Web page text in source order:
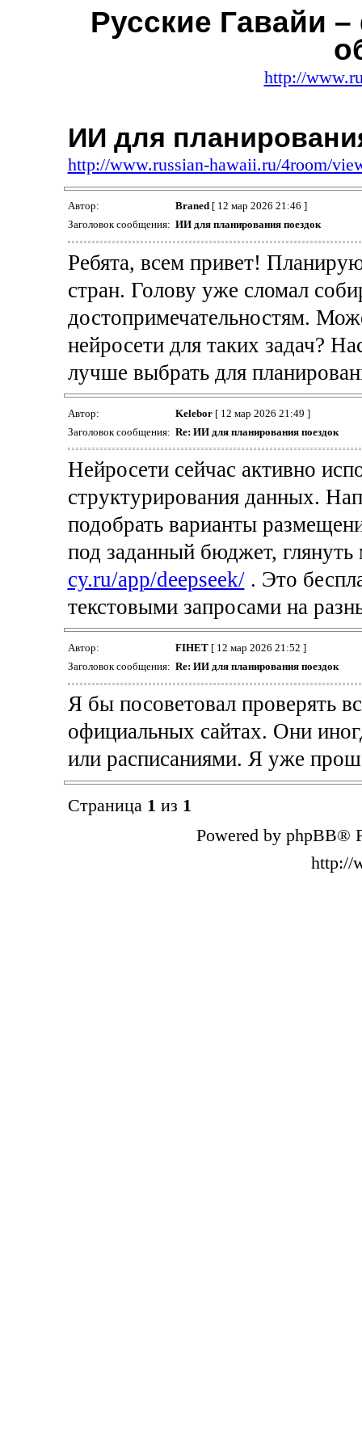
Русские Гавайи
http://
ИИ для
http://www.russian-hawaii.ru/4room/
Автор: Braned[ 12 мар 2026 21:46 ]
Заголовок сообщения: ИИ для планирования поездок
Ребята, всем привет!
стран. Голову уже сломал
достопримечательностям.
нейросети для таких задач?
лучше выбрать для
Автор: Kelebor[ 12 мар 2026 21:49 ]
Заголовок сообщения: Re: ИИ для планирования поездок
Нейросети сейчас активно
структурирования данных.
подобрать варианты
под заданный бюджет,
cy.ru/app/deepseek/. Это
текстовыми запросами на
Автор: FIHET[ 12 мар 2026 21:52 ]
Заголовок сообщения: Re: ИИ для планирования поездок
Я бы посоветовал проверять
официальных сайтах. Они
или расписаниями. Я уже
Страница 1 из 1
Powered by phpBB®
http://